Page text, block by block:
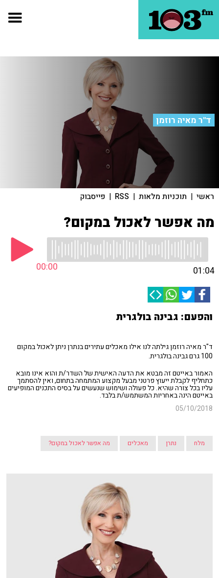
ד"ר מאיה רוזמן
ראשי | תוכניות מלאות |
RSS
| פייסבוק
מה אפשר לאכול במקום?
00:00 01:04
והפעם: גבינה בולגרית
ד"ר מאיה רוזמן גילתה לנו אילו מאכלים עתירים בנתרן ניתן לאכול במקום
100 גרם גבינה בולגרית.
האמור באייטם זה מבטא את הדעה האישית של השדר/ת והוא אינו מובא
כתחליף לקבלת ייעוץ פרטני מבעל מקצוע המתמחה בתחום, ואין להסתמך
עליו בכל צורה שהיא. כל פעולה ושימוש שנעשים על בסיס התכנים המופיעים
באייטם הינה באחריות המשתמש/ת בלבד.
05/10/2018
מלח נתרן מאכלים מה אפשר לאכול במקום?